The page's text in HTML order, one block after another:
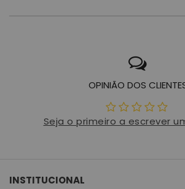
OPINIÃO DOS
Seja o primeiro a escrever
INSTITUCIONAL